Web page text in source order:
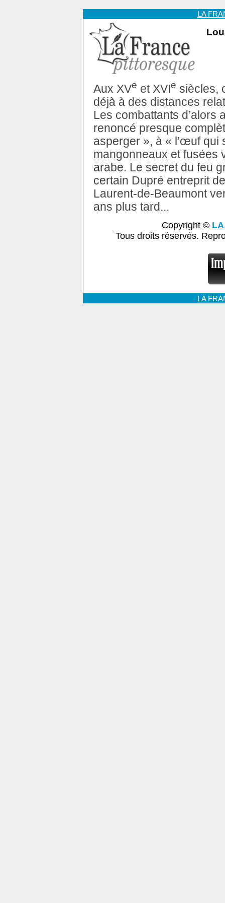
LA
Aux XVe et XVIe siècles,
déjà à des distances
Les combattants d’alors
renoncé presque
asperger », à « l’œuf qui
mangonneaux et fusées
arabe. Le secret du feu
certain Dupré entreprit
Laurent-de-Beaumont
ans plus tard...
Copyright ©
Tous droits réservés.
LA